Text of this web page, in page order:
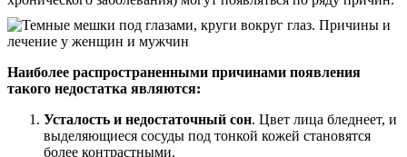
Наиболее распространенными причинами появления
такого недостатка являются:
Усталость и недостаточный сон. Цвет лица бледнеет, и
выделяющиеся сосуды под тонкой кожей становятся
более контрастными.